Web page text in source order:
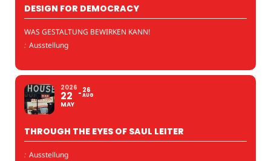
DESIGN FOR DEMOCRACY
WAS GESTALTUNG BEWIRKEN KANN!
: Ausstellung
2026
22
MAY
26
AUG
THROUGH THE EYES OF SAUL LEITER
: Ausstellung